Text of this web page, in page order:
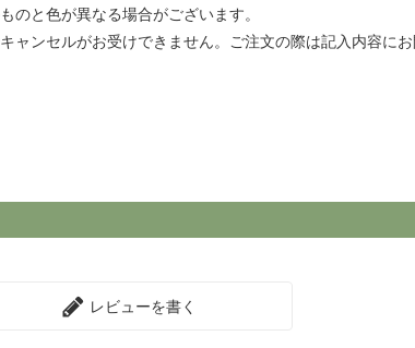
のと色が異なる場合がございます。
ャンセルがお受けできません。ご注文の際は記入内容に
レビューを書く